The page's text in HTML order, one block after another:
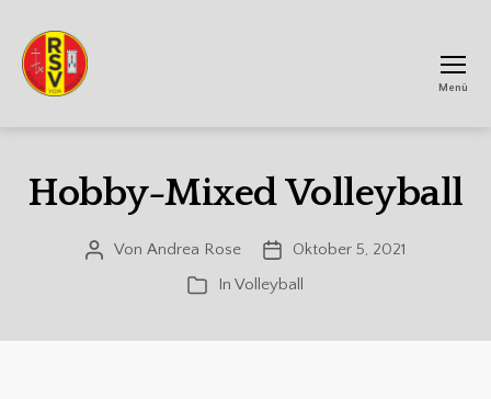
Menü
Hobby-Mixed Volleyball
Beitragsautor
Von Andrea Rose Veröffentlichungsdatum
Oktober 5, 2021
Kategorien
In Volleyball